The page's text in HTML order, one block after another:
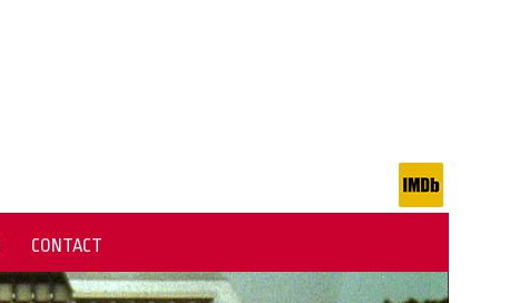
CONTACT